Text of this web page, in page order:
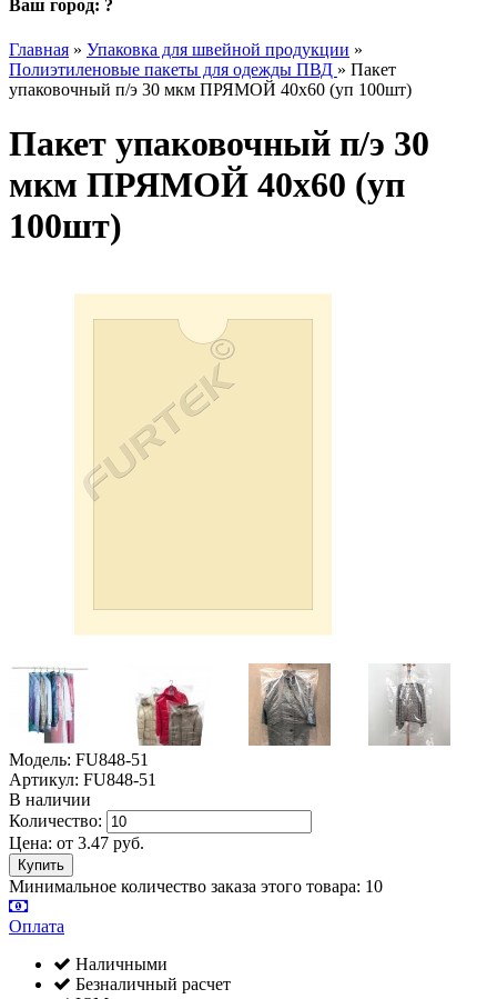
Ваш город: ?
Главная » Упаковка для швейной продукции »
Полиэтиленовые пакеты для одежды ПВД » Пакет
упаковочный п/э 30 мкм ПРЯМОЙ 40х60 (уп 100шт)
Пакет упаковочный п/э 30
мкм ПРЯМОЙ 40х60 (уп
100шт)
Модель: FU848-51
Артикул: FU848-51
В наличии
Количество:
Цена: от 3.47 руб.
Минимальное количество заказа этого товара: 10
Оплата
Наличными
Безналичный расчет